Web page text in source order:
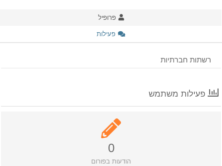
פרופיל
פעילות
רשתות חברתיות
פעילות משתמש
0
הודעות בפורום